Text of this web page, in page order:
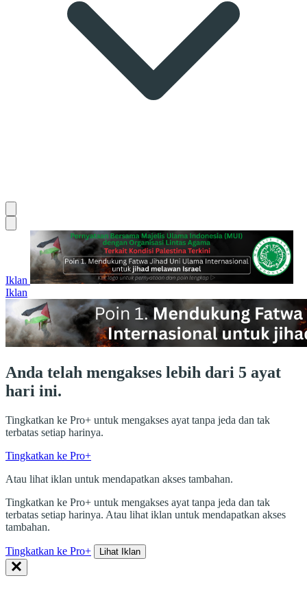
Iklan
Iklan
Anda telah mengakses lebih dari 5 ayat
hari ini.
Tingkatkan ke Pro+ untuk mengakses ayat tanpa jeda dan tak
terbatas setiap harinya.
Tingkatkan ke Pro+
Atau lihat iklan untuk mendapatkan akses tambahan.
Tingkatkan ke Pro+ untuk mengakses ayat tanpa jeda dan tak
terbatas setiap harinya. Atau lihat iklan untuk mendapatkan akses
tambahan.
Tingkatkan ke Pro+ Lihat Iklan